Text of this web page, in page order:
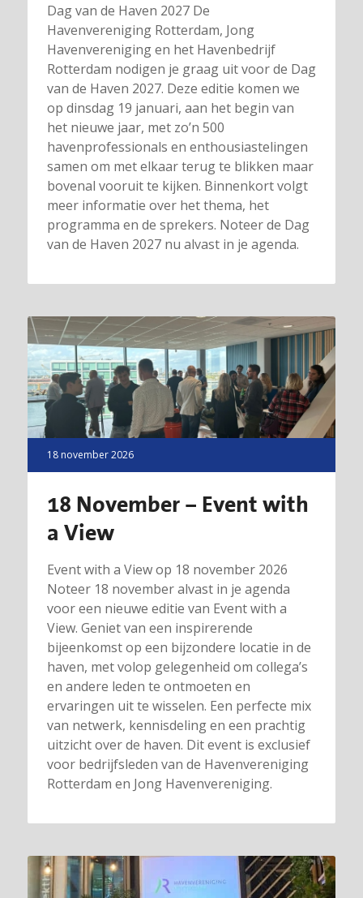
Dag van de Haven 2027 De
Havenvereniging Rotterdam, Jong
Havenvereniging en het Havenbedrijf
Rotterdam nodigen je graag uit voor de Dag
van de Haven 2027. Deze editie komen we
op dinsdag 19 januari, aan het begin van
het nieuwe jaar, met zo’n 500
havenprofessionals en enthousiastelingen
samen om met elkaar terug te blikken maar
bovenal vooruit te kijken. Binnenkort volgt
meer informatie over het thema, het
programma en de sprekers. Noteer de Dag
van de Haven 2027 nu alvast in je agenda.
18 november 2026
18 November – Event with
a View
Event with a View op 18 november 2026
Noteer 18 november alvast in je agenda
voor een nieuwe editie van Event with a
View. Geniet van een inspirerende
bijeenkomst op een bijzondere locatie in de
haven, met volop gelegenheid om collega’s
en andere leden te ontmoeten en
ervaringen uit te wisselen. Een perfecte mix
van netwerk, kennisdeling en een prachtig
uitzicht over de haven. Dit event is exclusief
voor bedrijfsleden van de Havenvereniging
Rotterdam en Jong Havenvereniging.